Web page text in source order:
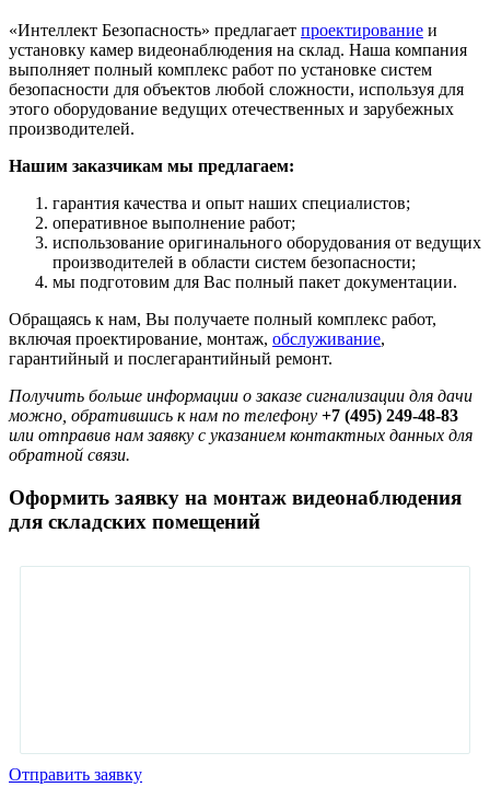
«Интеллект Безопасность» предлагает проектирование и
установку камер видеонаблюдения на склад. Наша компания
выполняет полный комплекс работ по установке систем
безопасности для объектов любой сложности, используя для
этого оборудование ведущих отечественных и зарубежных
производителей.
Нашим заказчикам мы предлагаем:
гарантия качества и опыт наших специалистов;
оперативное выполнение работ;
использование оригинального оборудования от ведущих
производителей в области систем безопасности;
мы подготовим для Вас полный пакет документации.
Обращаясь к нам, Вы получаете полный комплекс работ,
включая проектирование, монтаж, обслуживание,
гарантийный и послегарантийный ремонт.
Получить больше информации о заказе сигнализации для дачи
можно, обратившись к нам по телефону +7 (495) 249-48-83
или отправив нам заявку с указанием контактных данных для
обратной связи.
Оформить заявку на монтаж видеонаблюдения
для складских помещений
Отправить заявку